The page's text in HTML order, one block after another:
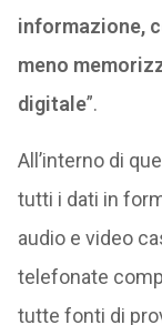
informazione,
meno
digitale”.
All’interno di
tutti i dati in
audio e video
telefonate
tutte fonti di